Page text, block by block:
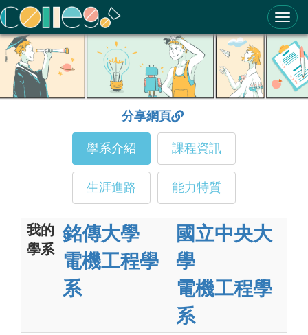
ColleGo! 大學選才與高中育才輔助系統
分享網頁
學系介紹 課程資訊
生涯進路 能力特質
我的
學系
銘傳大學
電機工程學
系
國立中央大
學
電機工程學
系